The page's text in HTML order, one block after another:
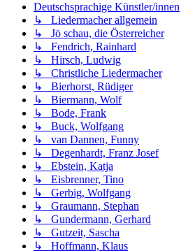
Deutschsprachige Künstler/innen
↳ Liedermacher allgemein
↳ Jö schau, die Österreicher
↳ Fendrich, Rainhard
↳ Hirsch, Ludwig
↳ Christliche Liedermacher
↳ Bierhorst, Rüdiger
↳ Biermann, Wolf
↳ Bode, Frank
↳ Buck, Wolfgang
↳ van Dannen, Funny
↳ Degenhardt, Franz Josef
↳ Ebstein, Katja
↳ Eisbrenner, Tino
↳ Gerbig, Wolfgang
↳ Graumann, Stephan
↳ Gundermann, Gerhard
↳ Gutzeit, Sascha
↳ Hoffmann, Klaus